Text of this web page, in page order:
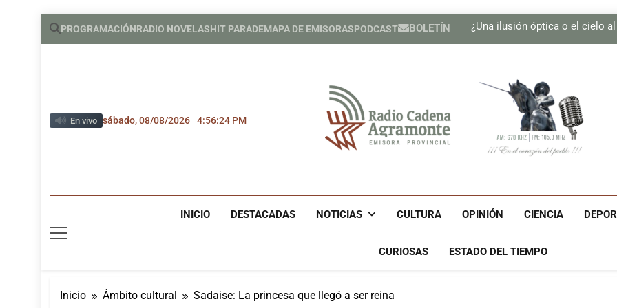
Saltar
PROGRAMACIÓNRADIO NOVELASHIT PARADEMAPA DE EMISORASPODCAST BOLETÍN
¿Una ilusión óptica o el cielo
Se adoptan medidas
¿Una ilusión óptica o el cielo
Se adoptan medidas
Realizan Expo Innovación
En vivo sábado, 08/08/2026 4:56:25 PM
Radio Cadena
INICIO DESTACADAS NOTICIAS CULTURA OPINIÓN CIENCIA
CURIOSAS ESTADO DEL TIEMPO
Inicio Ámbito cultural Sadaise: La princesa que llegó a ser reina